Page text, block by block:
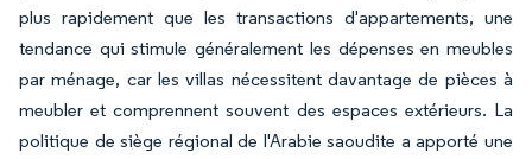
plus rapidement que les transactions d'appartements, une
tendance qui stimule généralement les dépenses en meubles
par ménage, car les villas nécessitent davantage de pièces à
meubler et comprennent souvent des espaces extérieurs. La
politique de siège régional de l'Arabie saoudite a apporté une